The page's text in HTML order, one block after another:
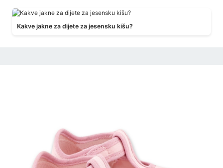
Kakve jakne za dijete za jesensku kišu?